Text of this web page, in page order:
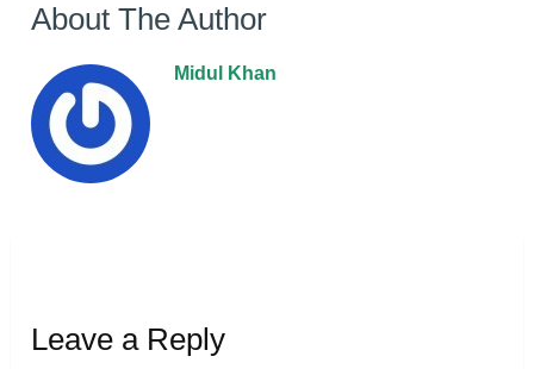
About The Author
Midul Khan
Leave a Reply